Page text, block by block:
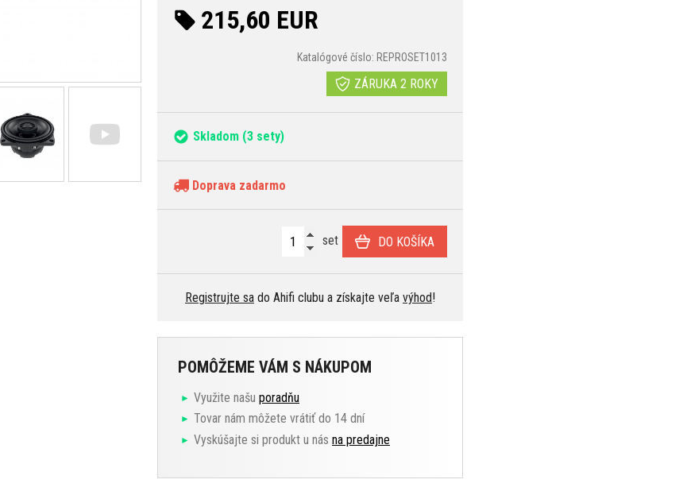
215,60 EUR
Katalógové číslo: REPROSET1013
ZÁRUKA 2 ROKY
Skladom (3 sety)
Doprava zadarmo
set DO KOŠÍKA
Registrujte sa do Ahifi clubu a získajte veľa výhod!
POMÔŽEME VÁM S NÁKUPOM
Využite našu poradňu
Tovar nám môžete vrátiť do 14 dní
Vyskúšajte si produkt u nás na predajne